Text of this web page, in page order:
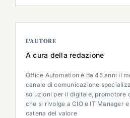
L’AUTORE
A cura della redazione
Office Automation è da 45 anni il
canale di comunicazione
soluzioni per il digitale, promotore
che si rivolge a CIO e IT Manager
catena del valore